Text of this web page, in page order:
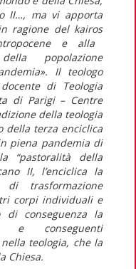
II…, ma vi apporta
ragione del kairos
e alla
popolazione
Il teologo
di Teologia
di Parigi – Centre
della teologia
della terza enciclica
piena pandemia di
“pastoralità della
II, l’enciclica la
trasformazione
corpi individuali e
conseguenza la
e conseguenti
teologia, che la
Chiesa.